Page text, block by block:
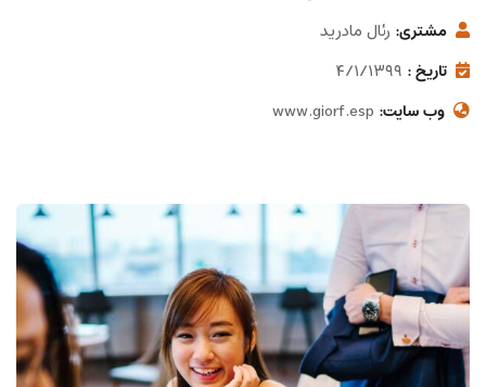
مشتری: رئال مادرید
تاریخ : ۴/۱/۱۳۹۹
وب سایت: www.giorf.esp